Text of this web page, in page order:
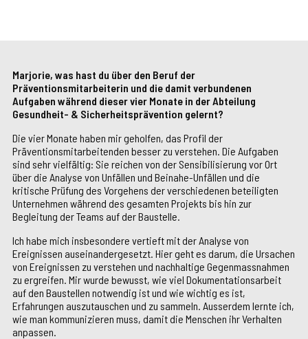
Marjorie, was hast du über den Beruf der
Präventionsmitarbeiterin und die damit verbundenen
Aufgaben während dieser vier Monate in der Abteilung
Gesundheit- & Sicherheitsprävention gelernt?
Die vier Monate haben mir geholfen, das Profil der
Präventionsmitarbeitenden besser zu verstehen. Die Aufgaben
sind sehr vielfältig: Sie reichen von der Sensibilisierung vor Ort
über die Analyse von Unfällen und Beinahe-Unfällen und die
kritische Prüfung des Vorgehens der verschiedenen beteiligten
Unternehmen während des gesamten Projekts bis hin zur
Begleitung der Teams auf der Baustelle.
Ich habe mich insbesondere vertieft mit der Analyse von
Ereignissen auseinandergesetzt. Hier geht es darum, die Ursachen
von Ereignissen zu verstehen und nachhaltige Gegenmassnahmen
zu ergreifen. Mir wurde bewusst, wie viel Dokumentationsarbeit
auf den Baustellen notwendig ist und wie wichtig es ist,
Erfahrungen auszutauschen und zu sammeln. Ausserdem lernte ich,
wie man kommunizieren muss, damit die Menschen ihr Verhalten
anpassen.